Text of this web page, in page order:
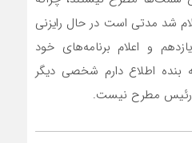
شد مدتی است در حال رایزنی
و اعلام برنامه‌های خود
بنده اطلاع دارم شخصی دیگر
رئیس مطرح نیست.